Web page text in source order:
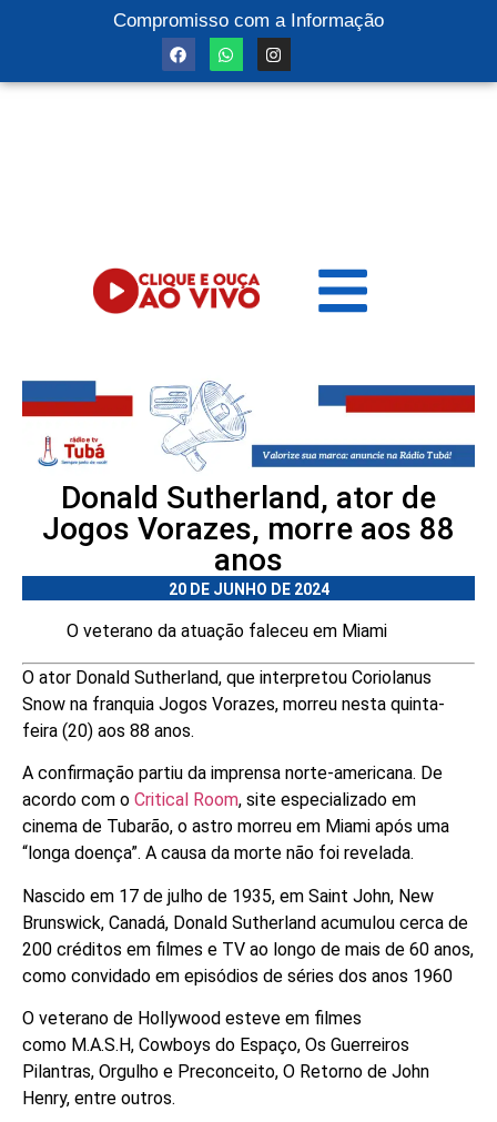
Compromisso com a Informação
Donald Sutherland, ator de
Jogos Vorazes, morre aos 88
anos
20 DE JUNHO DE 2024
O veterano da atuação faleceu em Miami
O ator Donald Sutherland, que interpretou Coriolanus
Snow na franquia Jogos Vorazes, morreu nesta quinta-
feira (20) aos 88 anos.
A confirmação partiu da imprensa norte-americana. De
acordo com o Critical Room, site especializado em
cinema de Tubarão, o astro morreu em Miami após uma
“longa doença”. A causa da morte não foi revelada.
Nascido em 17 de julho de 1935, em Saint John, New
Brunswick, Canadá, Donald Sutherland acumulou cerca de
200 créditos em filmes e TV ao longo de mais de 60 anos,
como convidado em episódios de séries dos anos 1960
O veterano de Hollywood esteve em filmes
como M.A.S.H, Cowboys do Espaço, Os Guerreiros
Pilantras, Orgulho e Preconceito, O Retorno de John
Henry, entre outros.